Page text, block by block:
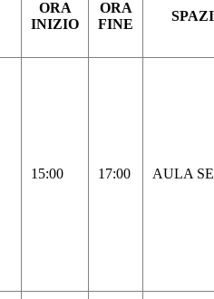
ORA
INIZIO
ORA
FINE
15:00 17:00 AULA